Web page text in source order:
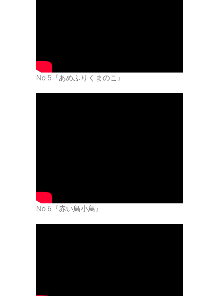
No.5『あめふりくまのこ』
No.6『赤い鳥小鳥』